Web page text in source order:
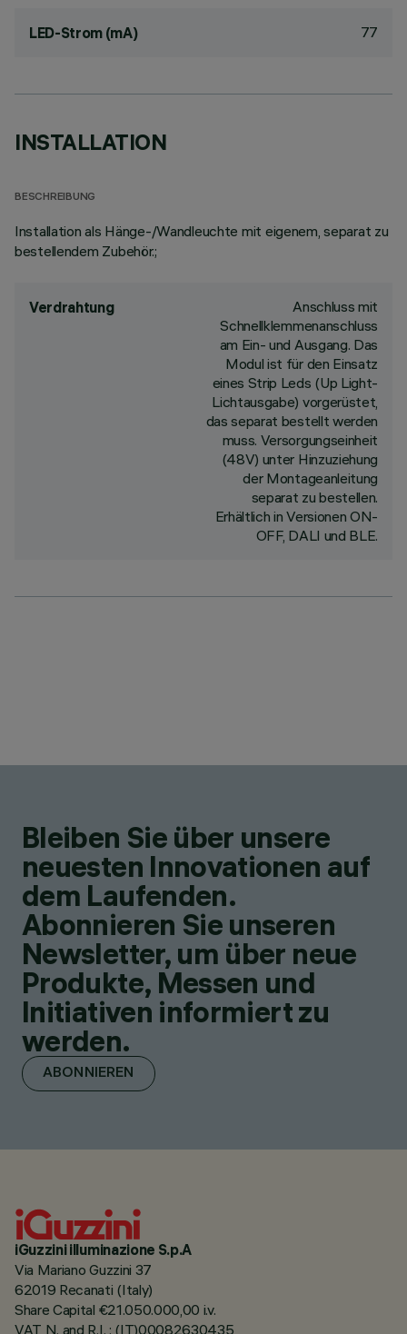
LED-Strom (mA) 77
INSTALLATION
BESCHREIBUNG
Installation als Hänge-/Wandleuchte mit eigenem, separat zu
bestellendem Zubehör.;
Verdrahtung
Anschluss mit
Schnellklemmenanschluss
am Ein- und Ausgang. Das
Modul ist für den Einsatz
eines Strip Leds (Up Light-
Lichtausgabe) vorgerüstet,
das separat bestellt werden
muss. Versorgungseinheit
(48V) unter Hinzuziehung
der Montageanleitung
separat zu bestellen.
Erhältlich in Versionen ON-
OFF, DALI und BLE.
Bleiben Sie über unsere
neuesten Innovationen auf
dem Laufenden.
Abonnieren Sie unseren
Newsletter, um über neue
Produkte, Messen und
Initiativen informiert zu
werden.
ABONNIEREN
iGuzzini illuminazione S.p.A
Via Mariano Guzzini 37
62019 Recanati (Italy)
Share Capital €21.050.000,00 i.v.
VAT N. and R.I. : (IT)00082630435